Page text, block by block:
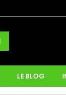
LE BLOG